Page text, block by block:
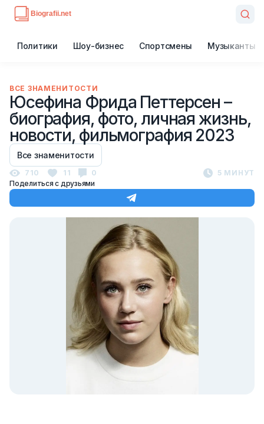
Политики Шоу-бизнес Спортсмены Музыканты
ВСЕ ЗНАМЕНИТОСТИ
Юсефина Фрида Петтерсен –
биография, фото, личная жизнь,
новости, фильмография 2023
Все знаменитости
710 11 0
5 МИНУТ
Поделиться с друзьями